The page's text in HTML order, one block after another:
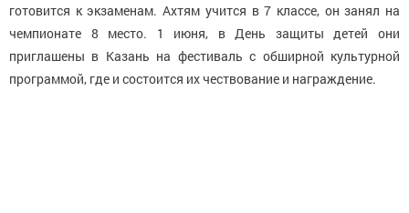
готовится к экзаменам. Ахтям учится в 7 классе, он занял на
чемпионате 8 место. 1 июня, в День защиты детей они
приглашены в Казань на фестиваль с обширной культурной
программой, где и состоится их чествование и награждение.